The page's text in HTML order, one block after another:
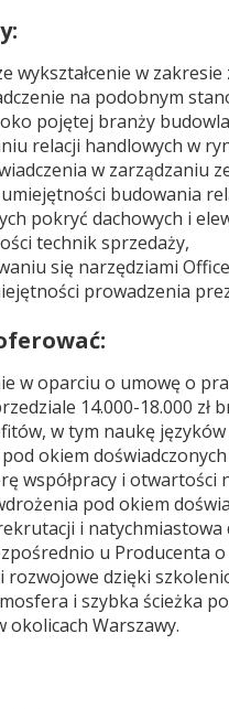
wykształcenie w
na podobnym
pojętej branży
relacji handlowych w
w zarządzaniu
budowania
pokryć dachowych i
technik sprzedaży,
się narzędziami
prowadzenia
w oparciu o umowę o
14.000-18.000
w tym naukę
okiem
współpracy i otwartości
pod okiem
i natychmiastowa
u Producenta
rozwojowe dzięki
i szybka ścieżka
okolicach Warszawy.